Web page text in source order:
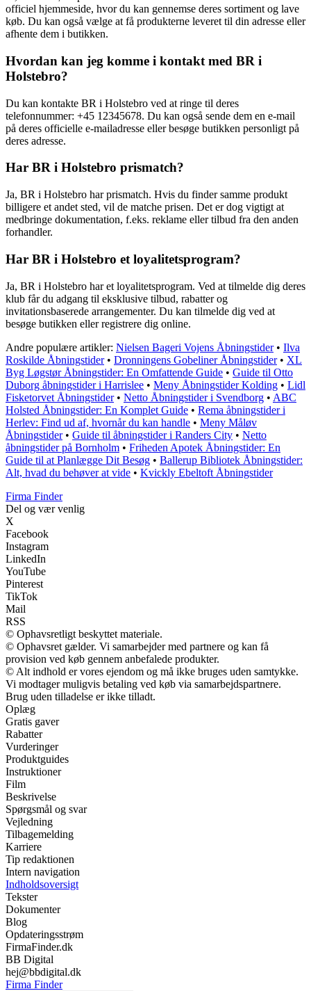
officiel hjemmeside, hvor du kan gennemse deres sortiment og lave
køb. Du kan også vælge at få produkterne leveret til din adresse eller
afhente dem i butikken.
Hvordan kan jeg komme i kontakt med BR i
Holstebro?
Du kan kontakte BR i Holstebro ved at ringe til deres
telefonnummer: +45 12345678. Du kan også sende dem en e-mail
på deres officielle e-mailadresse eller besøge butikken personligt på
deres adresse.
Har BR i Holstebro prismatch?
Ja, BR i Holstebro har prismatch. Hvis du finder samme produkt
billigere et andet sted, vil de matche prisen. Det er dog vigtigt at
medbringe dokumentation, f.eks. reklame eller tilbud fra den anden
forhandler.
Har BR i Holstebro et loyalitetsprogram?
Ja, BR i Holstebro har et loyalitetsprogram. Ved at tilmelde dig deres
klub får du adgang til eksklusive tilbud, rabatter og
invitationsbaserede arrangementer. Du kan tilmelde dig ved at
besøge butikken eller registrere dig online.
Andre populære artikler: Nielsen Bageri Vojens Åbningstider• Ilva
Roskilde Åbningstider• Dronningens Gobeliner Åbningstider• XL
Byg Løgstør Åbningstider: En Omfattende Guide • Guide til Otto
Duborg åbningstider i Harrislee • Meny Åbningstider Kolding • Lidl
Fisketorvet Åbningstider• Netto Åbningstider i Svendborg • ABC
Holsted Åbningstider: En Komplet Guide • Rema åbningstider i
Herlev: Find ud af, hvornår du kan handle • Meny Måløv
Åbningstider• Guide til åbningstider i Randers City • Netto
åbningstider på Bornholm • Friheden Apotek Åbningstider: En
Guide til at Planlægge Dit Besøg • Ballerup Bibliotek Åbningstider:
Alt, hvad du behøver at vide • Kvickly Ebeltoft Åbningstider
Firma Finder
Del og vær venlig
X
Facebook
Instagram
LinkedIn
YouTube
Pinterest
TikTok
Mail
RSS
© Ophavsretligt beskyttet materiale.
© Ophavsret gælder. Vi samarbejder med partnere og kan få
provision ved køb gennem anbefalede produkter.
© Alt indhold er vores ejendom og må ikke bruges uden samtykke.
Vi modtager muligvis betaling ved køb via samarbejdspartnere.
Brug uden tilladelse er ikke tilladt.
Oplæg
Gratis gaver
Rabatter
Vurderinger
Produktguides
Instruktioner
Film
Beskrivelse
Spørgsmål og svar
Vejledning
Tilbagemelding
Karriere
Tip redaktionen
Intern navigation
Indholdsoversigt
Tekster
Dokumenter
Blog
Opdateringsstrøm
FirmaFinder.dk
BB Digital
hej@bbdigital.dk
Firma Finder